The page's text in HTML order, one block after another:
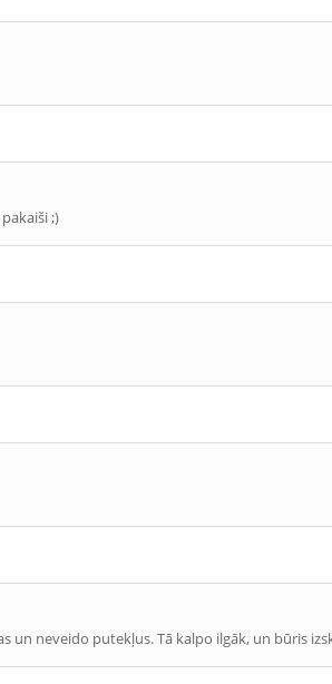
;)
un neveido putekļus. Tā kalpo ilgāk, un būris